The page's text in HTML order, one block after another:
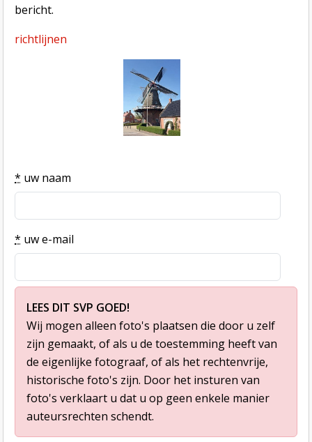
bericht.
richtlijnen
* uw naam
* uw e-mail
LEES DIT SVP GOED!
Wij mogen alleen foto's plaatsen die door u zelf
zijn gemaakt, of als u de toestemming heeft van
de eigenlijke fotograaf, of als het rechtenvrije,
historische foto's zijn. Door het insturen van
foto's verklaart u dat u op geen enkele manier
auteursrechten schendt.